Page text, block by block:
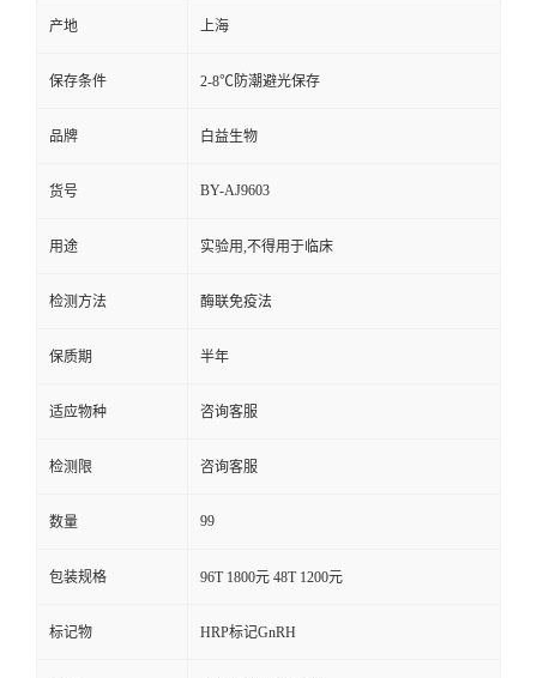
产地 上海
保存条件 2-8℃防潮避光保存
品牌 白益生物
货号 BY-AJ9603
用途 实验用,不得用于临床
检测方法 酶联免疫法
保质期 半年
适应物种 咨询客服
检测限 咨询客服
数量 99
包装规格 96T 1800元 48T 1200元
标记物 HRP标记GnRH